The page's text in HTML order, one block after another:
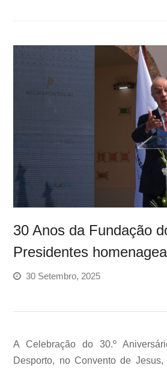
30 Anos da Fundação
Presidentes
30 Setembro, 2025
A Celebração do 30.º
Desporto, no Convento de